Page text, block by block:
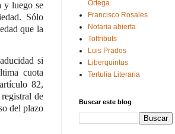
y luego se
Sólo
que la
si
cuota
82,
de
del plazo
Ortega
Francisco Rosales
Notaria abierta
Tottributs
Luis Prados
Liberquintus
Tertulia Literaria
Buscar este blog